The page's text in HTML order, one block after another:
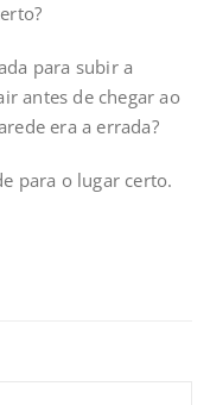
para subir a
antes de chegar ao
era a errada?
para o lugar certo.